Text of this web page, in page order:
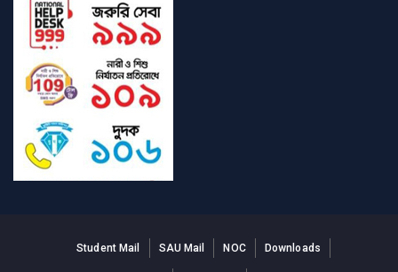
Student Mail SAU Mail NOC Downloads